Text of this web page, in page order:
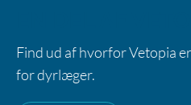
Find ud af hvorfor Vetopia
for dyrlæger.